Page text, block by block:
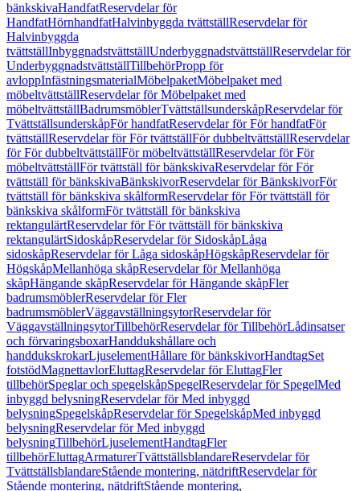
bänkskivaHandfatReservdelar för
HandfatHörnhandfatHalvinbyggda tvättställReservdelar för
Halvinbyggda
tvättställInbyggnadstvättställUnderbyggnadstvättställReservdelar för
UnderbyggnadstvättställTillbehörPropp för
avloppInfästningsmaterialMöbelpaketMöbelpaket med
möbeltvättställReservdelar för Möbelpaket med
möbeltvättställBadrumsmöblerTvättställsunderskåpReservdelar för
TvättställsunderskåpFör handfatReservdelar för För handfatFör
tvättställReservdelar för För tvättställFör dubbeltvättställReservdelar
för För dubbeltvättställFör möbeltvättställReservdelar för För
möbeltvättställFör tvättställ för bänkskivaReservdelar för För
tvättställ för bänkskivaBänkskivorReservdelar för BänkskivorFör
tvättställ för bänkskiva skålformReservdelar för För tvättställ för
bänkskiva skålformFör tvättställ för bänkskiva
rektangulärtReservdelar för För tvättställ för bänkskiva
rektangulärtSidoskåpReservdelar för SidoskåpLåga
sidoskåpReservdelar för Låga sidoskåpHögskåpReservdelar för
HögskåpMellanhöga skåpReservdelar för Mellanhöga
skåpHängande skåpReservdelar för Hängande skåpFler
badrumsmöblerReservdelar för Fler
badrumsmöblerVäggavställningsytorReservdelar för
VäggavställningsytorTillbehörReservdelar för TillbehörLådinsatser
och förvaringsboxarHanddukshållare och
handdukskrokarLjuselementHållare för bänkskivorHandtagSet
fotstödMagnettavlorEluttagReservdelar för EluttagFler
tillbehörSpeglar och spegelskåpSpegelReservdelar för SpegelMed
inbyggd belysningReservdelar för Med inbyggd
belysningSpegelskåpReservdelar för SpegelskåpMed inbyggd
belysningReservdelar för Med inbyggd
belysningTillbehörLjuselementHandtagFler
tillbehörEluttagArmaturerTvättställsblandareReservdelar för
TvättställsblandareStående montering, nätdriftReservdelar för
Stående montering, nätdriftStående montering,